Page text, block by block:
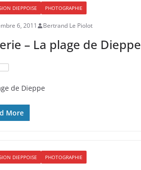
DIEPPOISE PHOTOGRAPHIE
6, 2011 Bertrand Le Piolot
– La plage de Dieppe
de Dieppe
More
DIEPPOISE PHOTOGRAPHIE